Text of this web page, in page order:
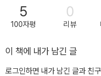
5
100자평
0
리뷰
이 책에 내가 남긴 글
로그인하면 내가 남긴 글과 친